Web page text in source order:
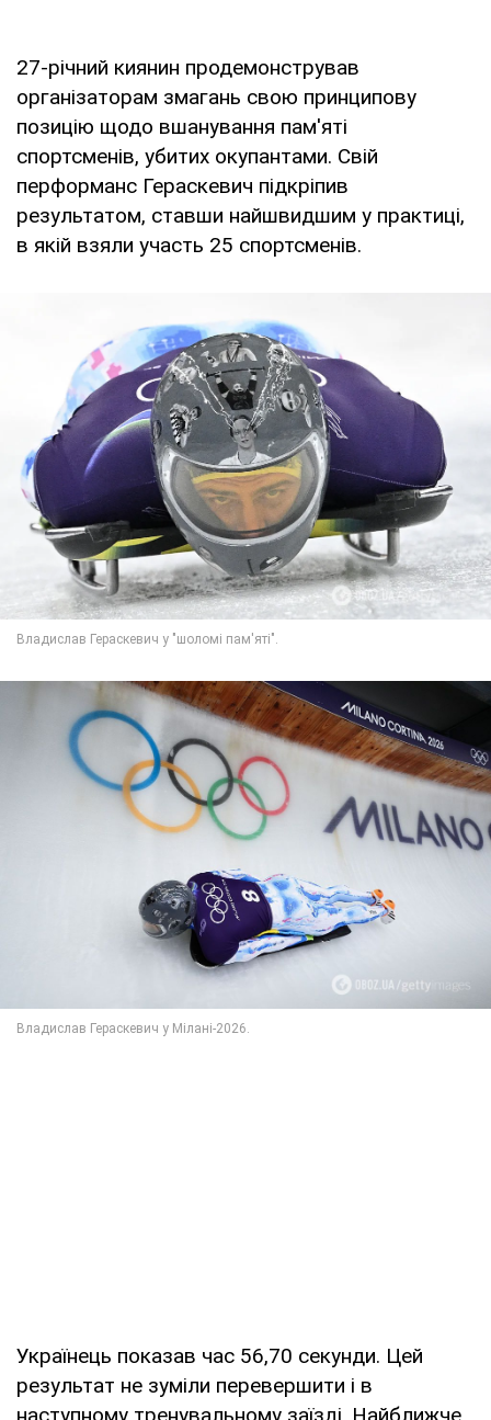
27-річний киянин продемонстрував
організаторам змагань свою принципову
позицію щодо вшанування пам'яті
спортсменів, убитих окупантами. Свій
перформанс Гераскевич підкріпив
результатом, ставши найшвидшим у практиці,
в якій взяли участь 25 спортсменів.
Українець показав час 56,70 секунди. Цей
результат не зуміли перевершити і в